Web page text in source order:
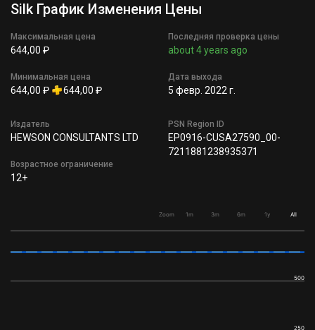
Silk График Изменения Цены
Максимальная цена
644,00 ₽
Минимальная цена
644,00 ₽ 644,00 ₽
Последняя проверка цены
about 4 years ago
Дата выхода
5 февр. 2022 г.
Издатель
HEWSON CONSULTANTS LTD
Возрастное ограничение
12+
PSN Region ID
EP0916-CUSA27590_00-
7211881238935371
Zoom 1m 3m 6m 1y All
250
500